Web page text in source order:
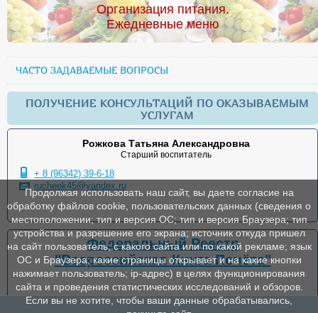
Организация питания.
Ежедневные меню
ЧАСТО ЗАДАВАЕМЫЕ ВОПРОСЫ
ПОЛУЧЕНИЕ КОНСУЛЬТАЦИЙ ПО ОКАЗЫВАЕМЫМ
УСЛУГАМ
Рожкова Татьяна Александровна
Старший воспитатель
+ 8 (96342) 39-6-18
rucheek45@yandex.ru
Федеральный Реестр
"Всероссийская Книга Почёта"
Продолжая использовать наш сайт, вы даете согласие на
обработку файлов cookie, пользовательских данных (сведения о
местоположении; тип и версия ОС; тип и версия Браузера; тип
устройства и разрешение его экрана; источник откуда пришел
на сайт пользователь; с какого сайта или по какой рекламе; язык
ОС и Браузера; какие страницы открывает и на какие кнопки
нажимает пользователь; ip-адрес) в целях функционирования
сайта и проведения статистических исследований и обзоров.
Если вы не хотите, чтобы ваши данные обрабатывались,